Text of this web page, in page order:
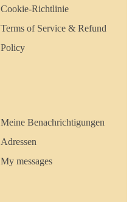
Cookie-Richtlinie
Terms of Service & Refund
Policy
Meine Benachrichtigungen
Adressen
My messages